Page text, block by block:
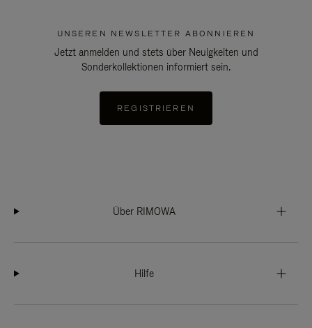
UNSEREN NEWSLETTER ABONNIEREN
Jetzt anmelden und stets über Neuigkeiten und
Sonderkollektionen informiert sein.
REGISTRIEREN
Über RIMOWA
Hilfe